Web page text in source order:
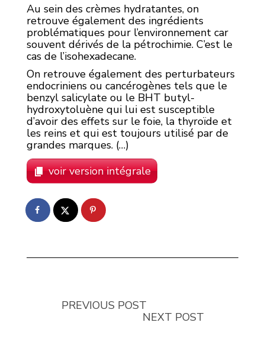
Au sein des crèmes hydratantes, on
retrouve également des ingrédients
problématiques pour l’environnement car
souvent dérivés de la pétrochimie. C’est le
cas de l’isohexadecane.
On retrouve également des perturbateurs
endocriniens ou cancérogènes tels que le
benzyl salicylate ou le BHT butyl-
hydroxytoluène qui lui est susceptible
d’avoir des effets sur le foie, la thyroïde et
les reins et qui est toujours utilisé par de
grandes marques. (…)
voir version intégrale
PREVIOUS POST
NEXT POST